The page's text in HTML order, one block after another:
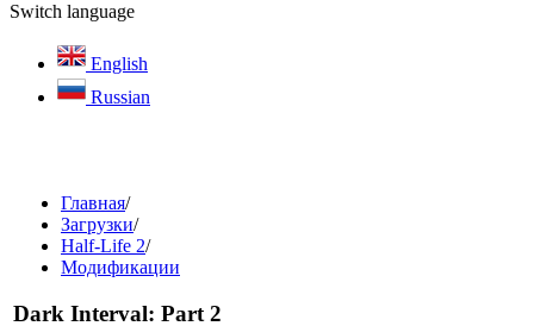
Switch language
English
Russian
Главная/
Загрузки/
Half-Life 2/
Модификации
Dark Interval: Part 2